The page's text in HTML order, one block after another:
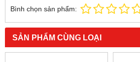
Bình chọn sản phẩm:
SẢN PHẨM CÙNG LOẠI